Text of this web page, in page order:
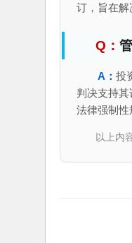
订，旨在解
投
判决支持
法律强制性
以上内